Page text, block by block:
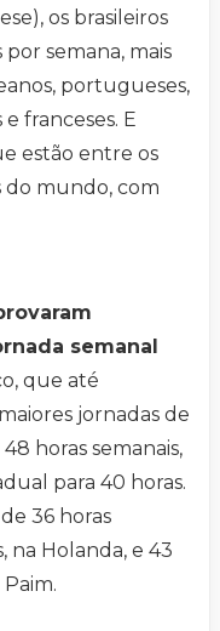
os brasileiros
semana, mais
portugueses,
franceses. E
estão entre os
do mundo, com
semanal
que até
jornadas de
horas semanais,
para 40 horas.
36 horas
na Holanda, e 43